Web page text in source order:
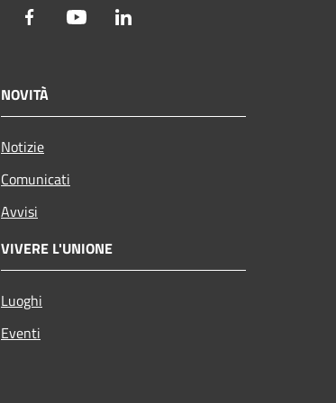
Facebook Youtube
NOVITÀ
Notizie
Comunicati
Avvisi
VIVERE L'UNIONE
Luoghi
Eventi